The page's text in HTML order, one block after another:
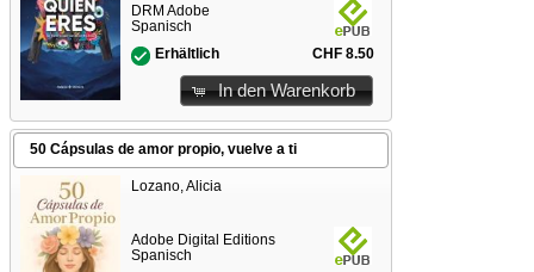
DRM Adobe
Spanisch
Erhältlich
CHF 8.50
In den Warenkorb
50 Cápsulas de amor propio, vuelve a ti
Lozano, Alicia
Adobe Digital Editions
Spanisch